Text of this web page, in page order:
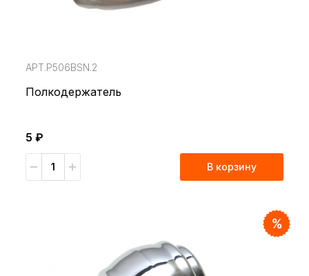
АРТ.P506BSN.2
Полкодержатель
5 ₽
В корзину